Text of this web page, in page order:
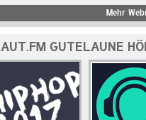
Mehr
GUTELAUNE